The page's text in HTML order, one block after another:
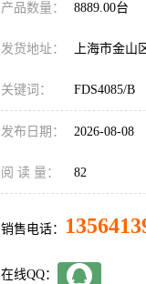
产品数量： 8889.00台
发货地址： 上海市金山
关键词： FDS4085/B
发布日期： 2026-08-08
阅 读 量： 82
销售电话：
在线QQ：